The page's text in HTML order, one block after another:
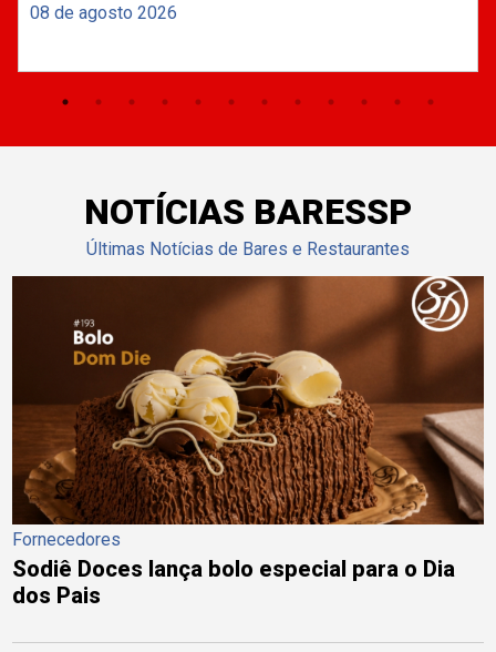
08 de agosto 2026
NOTÍCIAS BARESSP
Últimas Notícias de Bares e Restaurantes
Fornecedores
Sodiê Doces lança bolo especial para o Dia
dos Pais